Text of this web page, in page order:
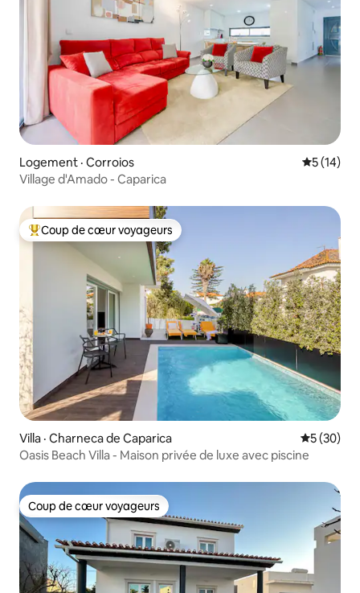
Logement · Corroios Note
5 (14)
Village d'Amado - Caparica
Coup de cœur voyageurs parmi les plus aimés
Coup de cœur voyageurs
Villa · Charneca de Caparica Note
5 (30)
Oasis Beach Villa - Maison privée de luxe avec piscine
Coup de cœur voyageurs
Coup de cœur voyageurs